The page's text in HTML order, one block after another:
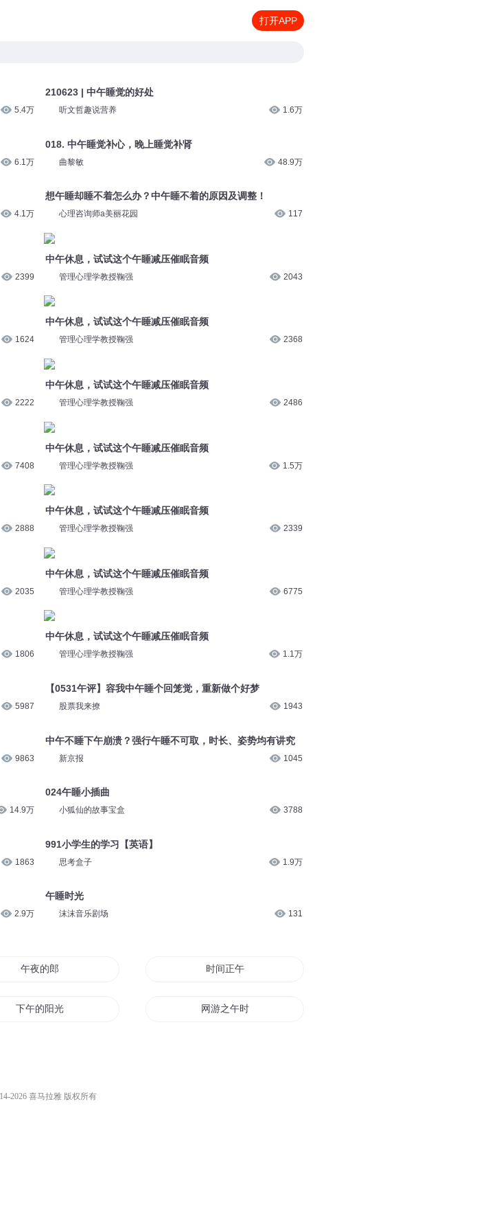
打开APP
5.4万
6.1万
4.1万
2399
1624
2222
7408
2888
2035
1806
5987
9863
14.9万
1863
2.9万
210623 | 中午睡觉的好处
听文哲趣说营养 1.6万
018. 中午睡觉补心，晚上睡觉补肾
曲黎敏 48.9万
想午睡却睡不着怎么办？中午睡不着的原因及调整！
心理咨询师a美丽花园 117
中午休息，试试这个午睡减压催眠音频
管理心理学教授鞠强 2043
中午休息，试试这个午睡减压催眠音频
管理心理学教授鞠强 2368
中午休息，试试这个午睡减压催眠音频
管理心理学教授鞠强 2486
中午休息，试试这个午睡减压催眠音频
管理心理学教授鞠强 1.5万
中午休息，试试这个午睡减压催眠音频
管理心理学教授鞠强 2339
中午休息，试试这个午睡减压催眠音频
管理心理学教授鞠强 6775
中午休息，试试这个午睡减压催眠音频
管理心理学教授鞠强 1.1万
【0531午评】容我中午睡个回笼觉，重新做个好梦
股票我来撩 1943
中午不睡下午崩溃？强行午睡不可取，时长、姿势均有讲究
新京报 1045
024午睡小插曲
小狐仙的故事宝盒 3788
991小学生的学习【英语】
思考盒子 1.9万
午睡时光
沫沫音乐剧场 131
午夜的郎 时间正午
下午的阳光 网游之午时已到
2026 喜马拉雅 版权所有